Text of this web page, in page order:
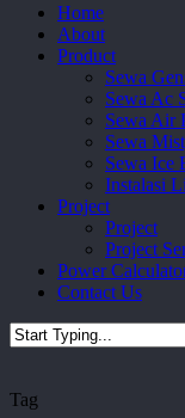
Menu
Home
About
Product
Sewa
Sewa Ac
Sewa Air
Sewa
Sewa Ice
Instalasi
Project
Project
Project
Power
Contact Us
Tag